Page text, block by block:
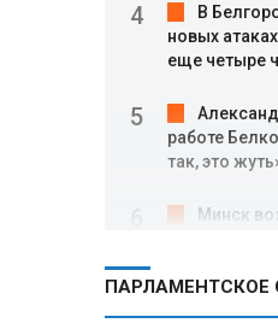
В
новых
еще четыре
работе
так, это
Минск
ПАРЛАМЕНТСКОЕ